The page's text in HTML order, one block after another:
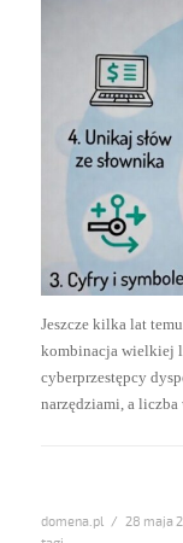
Jeszcze kilka lat
kombinacja wielkiej
cyberprzestępcy
narzędziami, a
domena.pl
Posted
28 maja